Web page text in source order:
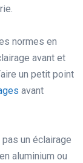
normes en
avant et
un petit point
avant
un éclairage
aluminium ou